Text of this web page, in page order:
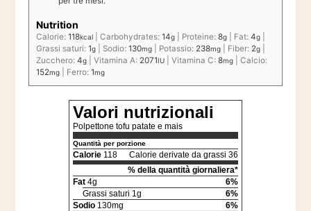
Nutrition
Calorie: 118kcal| Carbohydrates: 14g| Proteine: 8g| Fat: 4g|
Grassi saturi: 1g| Sodio: 130mg| Potassio: 238mg| Fiber: 2g|
Zucchero: 4g| Vitamina A: 2071IU| Vitamina C: 8mg| Calcio:
152mg| Ferro: 1mg
Valori nutrizionali
Polpettone tofu patate e mais
Quantità per porzione
Calorie 118
Calorie derivate da grassi 36
% della quantità giornaliera*
Fat 4g
6%
Grassi saturi 1g
6%
Sodio 130mg
6%